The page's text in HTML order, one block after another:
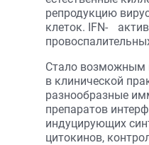
репродукцию
клеток. IFN-
Стало возможным
в клинической
разнообразные
препаратов
индуцирующих
цитокинов,